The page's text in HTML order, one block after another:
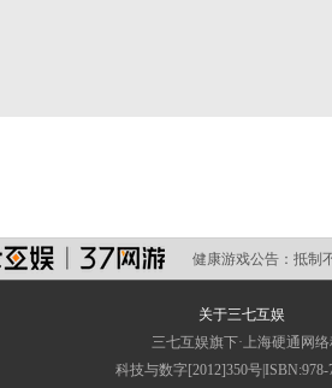
健康游戏公告： 抵制
关于三七互娱
三七互娱旗下·上海硬通网
科技与数字[2012]350号